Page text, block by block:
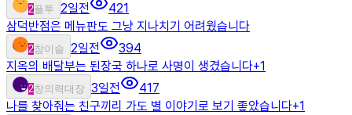
2플투 2일전
421
삼덕반점은 메뉴판도 그냥 지나치기 어려웠습니다
2참이슬 2일전
394
지옥의 배달부는 된장국 하나로 사명이 생겼습니다+1
2창의력대장 3일전
417
나를 찾아줘는 친구끼리 가도 별 이야기로 보기 좋았습니다+1